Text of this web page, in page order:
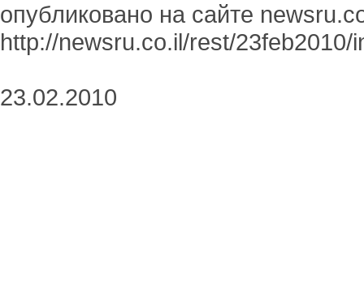
опубликовано на сайте
http://newsru.co.il/rest/
23.02.2010